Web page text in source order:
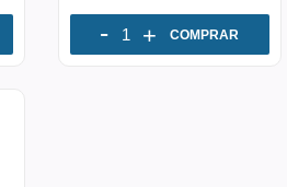
- + COMPRAR